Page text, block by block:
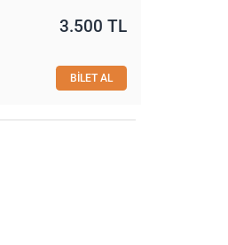
3.500 TL
BİLET AL